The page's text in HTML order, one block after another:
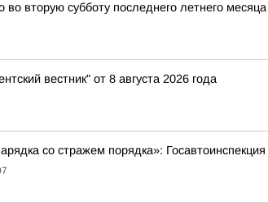
во вторую субботу последнего летнего
вестник" от 8 августа 2026 года
со стражем порядка»: